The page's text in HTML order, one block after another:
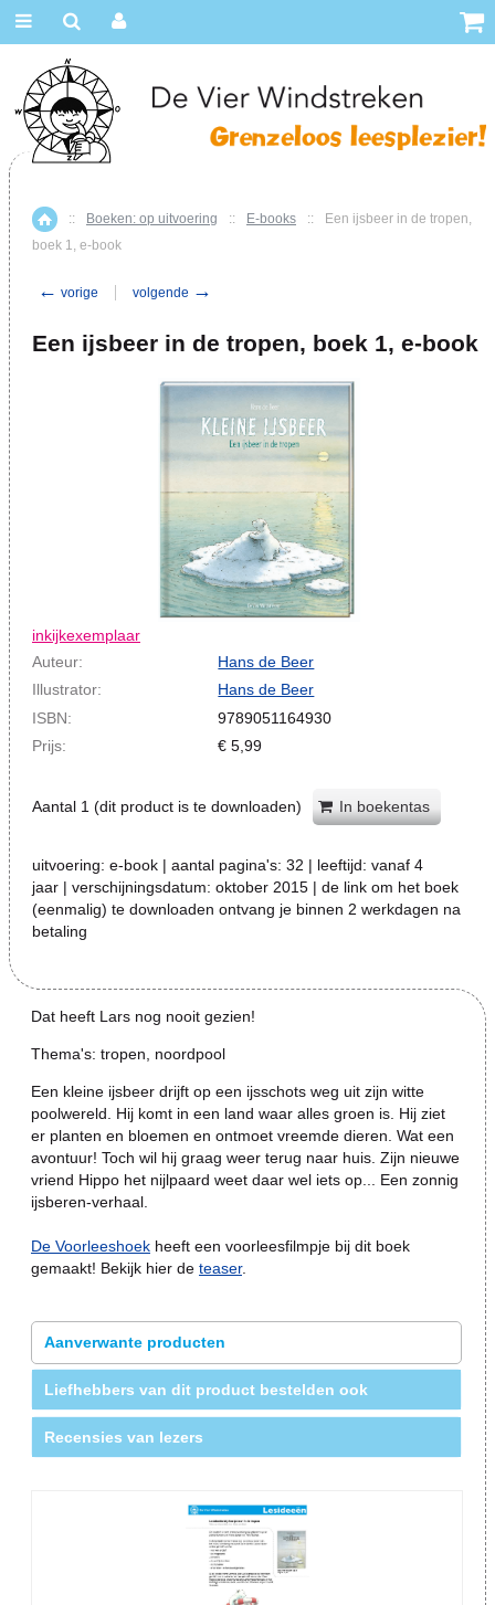
Home
:: Boeken: op uitvoering :: E-books ::
Een ijsbeer in de tropen,
boek 1, e-book
← vorige volgende →
Een ijsbeer in de tropen, boek 1, e-book
inkijkexemplaar
Auteur:
Hans de Beer
Illustrator:
Hans de Beer
ISBN:
9789051164930
Prijs:
€5,99
Aantal 1 (dit product is te downloaden) In boekentas
uitvoering: e-book | aantal pagina's: 32 | leeftijd: vanaf 4
jaar | verschijningsdatum: oktober 2015 | de link om het boek
(eenmalig) te downloaden ontvang je binnen 2 werkdagen na
betaling
Dat heeft Lars nog nooit gezien!
Thema's: tropen, noordpool
Een kleine ijsbeer drijft op een ijsschots weg uit zijn witte
poolwereld. Hij komt in een land waar alles groen is. Hij ziet
er planten en bloemen en ontmoet vreemde dieren. Wat een
avontuur! Toch wil hij graag weer terug naar huis. Zijn nieuwe
vriend Hippo het nijlpaard weet daar wel iets op... Een zonnig
ijsberen-verhaal.
De Voorleeshoek heeft een voorleesfilmpje bij dit boek
gemaakt! Bekijk hier de teaser.
Aanverwante producten
Liefhebbers van dit product bestelden ook
Recensies van lezers